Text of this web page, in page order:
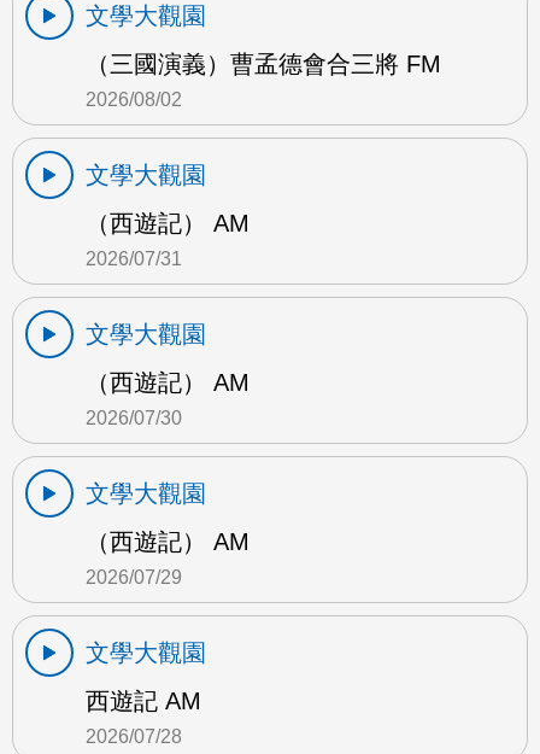
文學大觀園
（三國演義）曹孟德會合三將 FM
2026/08/02
文學大觀園
（西遊記） AM
2026/07/31
文學大觀園
（西遊記） AM
2026/07/30
文學大觀園
（西遊記） AM
2026/07/29
文學大觀園
西遊記 AM
2026/07/28